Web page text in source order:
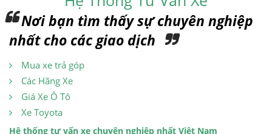
Nơi bạn tìm thấy sự chuyên nghiệp
nhất cho các giao dịch
Mua xe trả góp
Các Hãng Xe
Giá Xe Ô Tô
Xe Toyota
Hệ thống tư vấn xe chuyên nghiệp nhất Việt Nam